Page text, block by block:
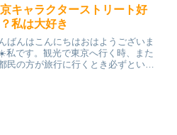
マルチタイマーです。こちらのキキ
さんのコチラの絵は、コ...
キャラクターストリート好
私は大好き
ばんはこんにちはおはようございま
私です。観光で東京へ行く時、また
民の方が旅行に行くとき必ずといっ